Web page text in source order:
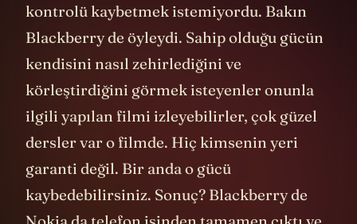
Ama bunu yapmadı. Çünkü gururu vardı,
kontrolü kaybetmek istemiyordu. Bakın
Blackberry de öyleydi. Sahip olduğu gücün
kendisini nasıl zehirlediğini ve
körleştirdiğini görmek isteyenler onunla
ilgili yapılan filmi izleyebilirler, çok güzel
dersler var o filmde. Hiç kimsenin yeri
garanti değil. Bir anda o gücü
kaybedebilirsiniz. Sonuç? Blackberry de